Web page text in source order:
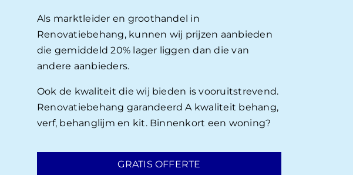
Als marktleider en groothandel in
Renovatiebehang, kunnen wij prijzen aanbieden
die gemiddeld 20% lager liggen dan die van
andere aanbieders.
Ook de kwaliteit die wij bieden is vooruitstrevend.
Renovatiebehang garandeerd A kwaliteit behang,
verf, behanglijm en kit. Binnenkort een woning?
GRATIS OFFERTE